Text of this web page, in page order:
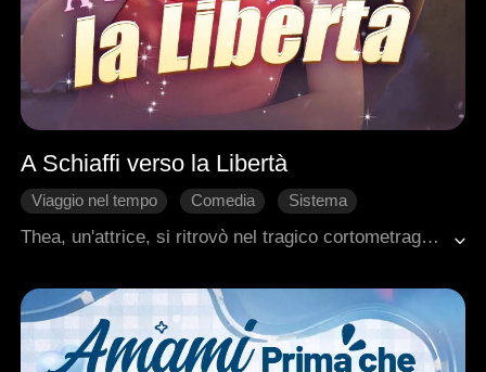
A Schiaffi verso la Libertà
Viaggio nel tempo Comedia
Sistema
Romanzo sentimentale moderno
Thea, un'attrice, si ritrovò nel tragico cortometraggio in cui aveva recitato, solo per scoprirsi nel suo cupo finale, con il suo personaggio morto. Mentre altri venivano viziati nei loro nuovi mondi, Thea veniva uccisa in novantanove modi diversi. Infuriata, decise di prendere in mano la situazione. Schiaffi all'ereditiera falsa e manipolatrice, alla madre biologica ignara e al viscido protagonista maschile. Ma all'improvviso apparve uno sconosciuto bello e gentile. Thea decise che lo avrebbe voluto anche lui. Trascinata in questo mondo assurdamente drammatico, era determinata a conquistare il suo affascinante compagno e a travolgere chiunque si mettesse sulla sua strada.